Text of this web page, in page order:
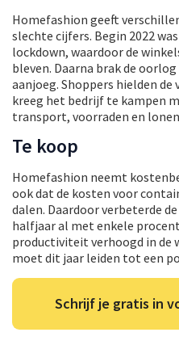
Homefashion geeft
slechte cijfers. Begin 2022
lockdown, waardoor de
bleven. Daarna brak de
aanjoeg. Shoppers hielden de
kreeg het bedrijf te kampen
transport, voorraden en
Te koop
Homefashion neemt
ook dat de kosten voor
dalen. Daardoor verbeterde
halfjaar al met enkele
productiviteit verhoogd in de
moet dit jaar leiden tot een
Schrijf je gratis in